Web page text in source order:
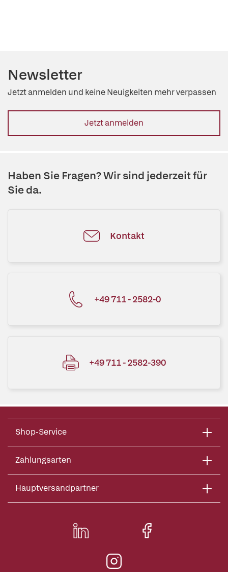
Newsletter
Jetzt anmelden und keine Neuigkeiten mehr verpassen
Jetzt anmelden
Haben Sie Fragen? Wir sind jederzeit für
Sie da.
Kontakt
+49 711 - 2582-0
+49 711 - 2582-390
Shop-Service
Zahlungsarten
Hauptversandpartner